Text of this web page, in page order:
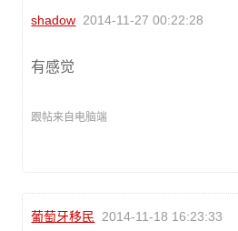
shadow 2014-11-27 00:22:28
有感觉
跟帖来自电脑端
葡萄牙移民 2014-11-18 16:23:33